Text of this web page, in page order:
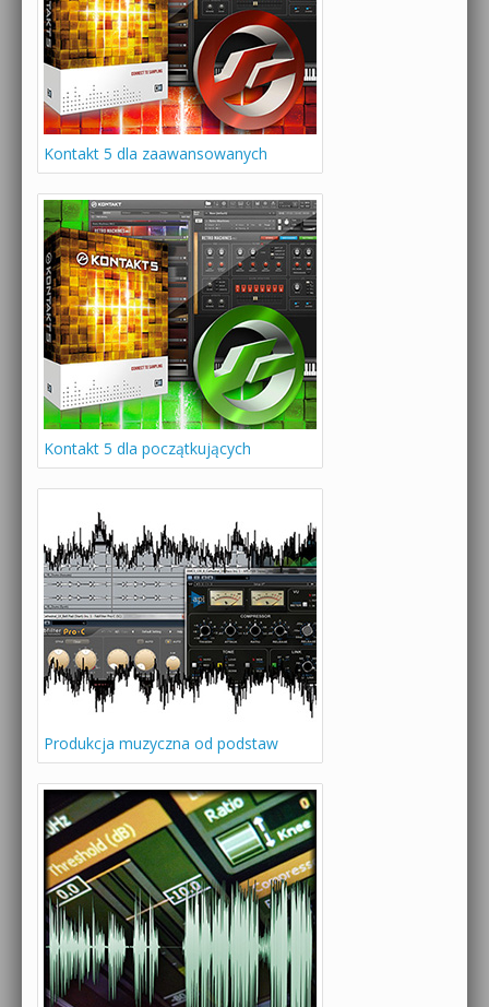
Kontakt 5 dla zaawansowanych
Kontakt 5 dla początkujących
Produkcja muzyczna od podstaw